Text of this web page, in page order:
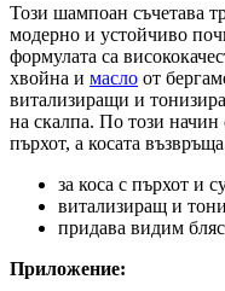
Този шампоан съчетава
модерно и устойчиво
формулата са
хвойна и масло от
витализиращи и
на скалпа. По този начин
пърхот, а косата
за коса с пърхот и
витализиращ и
придава видим
Приложение: